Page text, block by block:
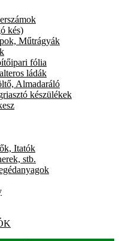
kés)
Műtrágyák
fólia
ládák
Almadaráló
készülékek
Itatók
stb.